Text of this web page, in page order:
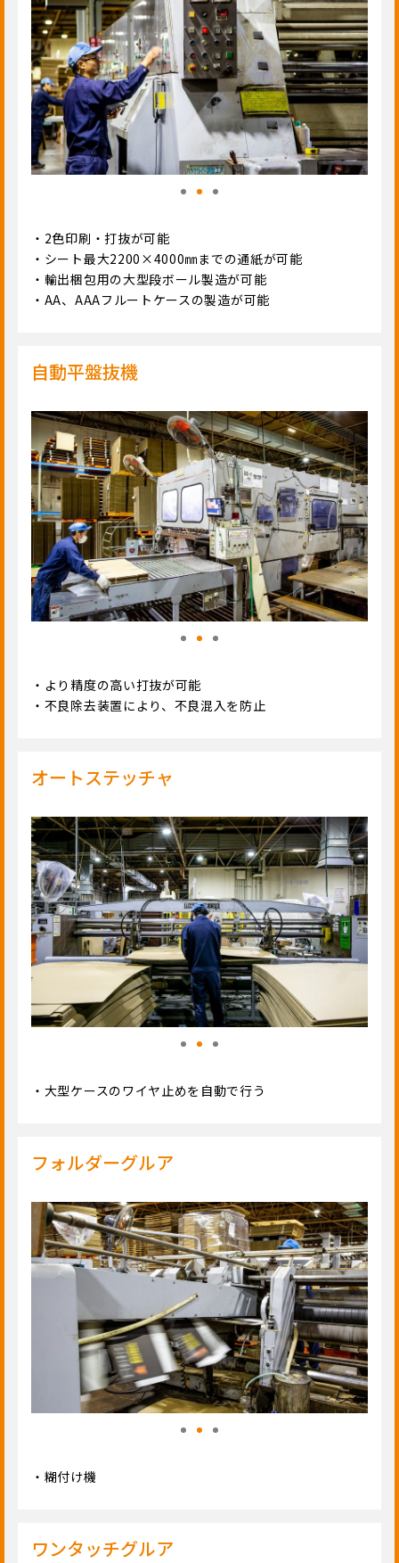
・2色印刷・打抜が可能
・シート最大2200×4000㎜までの通紙が可能
・輸出梱包用の大型段ボール製造が可能
・AA、AAAフルートケースの製造が可能
自動平盤抜機
・より精度の高い打抜が可能
・不良除去装置により、不良混入を防止
オートステッチャ
・大型ケースのワイヤ止めを自動で行う
フォルダーグルア
・糊付け機
ワンタッチグルア